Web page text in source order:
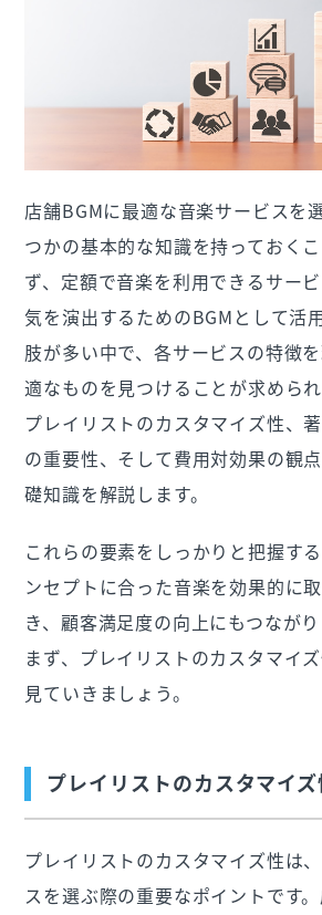
店舗BGMに最適な音楽サービスを
つかの基本的な知識を持っておく
ず、定額で音楽を利用できるサー
気を演出するためのBGMとして活
肢が多い中で、各サービスの特徴
適なものを見つけることが求められ
プレイリストのカスタマイズ性、
の重要性、そして費用対効果の観
礎知識を解説します。
これらの要素をしっかりと把握す
ンセプトに合った音楽を効果的に
き、顧客満足度の向上にもつながり
まず、プレイリストのカスタマイ
見ていきましょう。
プレイリストのカスタマイ
プレイリストのカスタマイズ性は
スを選ぶ際の重要なポイントです